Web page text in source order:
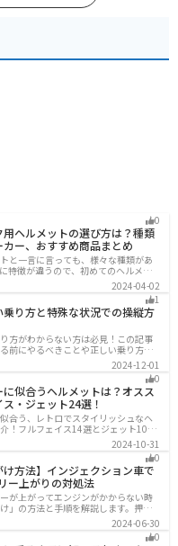
0
ヘルメットの選び方は？種類
ー、おすすめ商品まとめ
と一言に言っても、様々な種類があ
特徴が違うので、初めてのヘルメッ
ように、しっかりと理解して選ぶよ
の記事では、特徴やメリットデメリ
など初心者が知っておくべきことを
2024-04-02
1
乗り方と特殊な状況での操縦方
方がわからない方は必見！この記事
前にやるべきことや正しい乗り方、
解説しています。実は、車と気をつ
なるので注意が必要です。この記事
適なバイクライフを送れます。
2024-12-01
0
似合うヘルメットは？オスス
・ジェット24選！
合う、レトロでスタイリッシュなヘ
！フルフェイス14選とジェット10選
プで、安全性とデザインの両立を実
メットで、あなたのライダーズライ
ップグレードしましょう！
2024-10-31
0
け方法】インジェクション車で
ー上がりの対処法
が上がってエンジンがかからない時
」の方法と手順を解説します。押し
とできないバイクがあるので、自分
か確認しておきましょう。2024-06-30
0